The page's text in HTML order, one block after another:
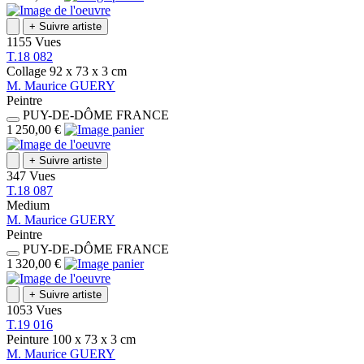
+ Suivre artiste
1155 Vues
T.18 082
Collage 92 x 73 x 3 cm
M. Maurice GUERY
Peintre
PUY-DE-DÔME FRANCE
1 250,00 €
+ Suivre artiste
347 Vues
T.18 087
Medium
M. Maurice GUERY
Peintre
PUY-DE-DÔME FRANCE
1 320,00 €
+ Suivre artiste
1053 Vues
T.19 016
Peinture 100 x 73 x 3 cm
M. Maurice GUERY